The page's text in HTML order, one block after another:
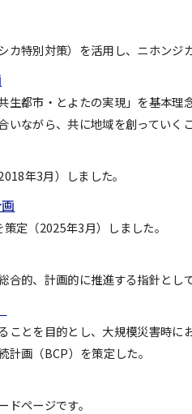
カ特別対策）を活用し、ニホンジ
生都市・とよたの実現」を基本
いながら、共に地域を創っていく
年3月）しました。
定（2025年3月）しました。
合的、計画的に推進する指針とし
ことを目的とし、大規模災害時
計画（BCP）を策定した。
ページです。